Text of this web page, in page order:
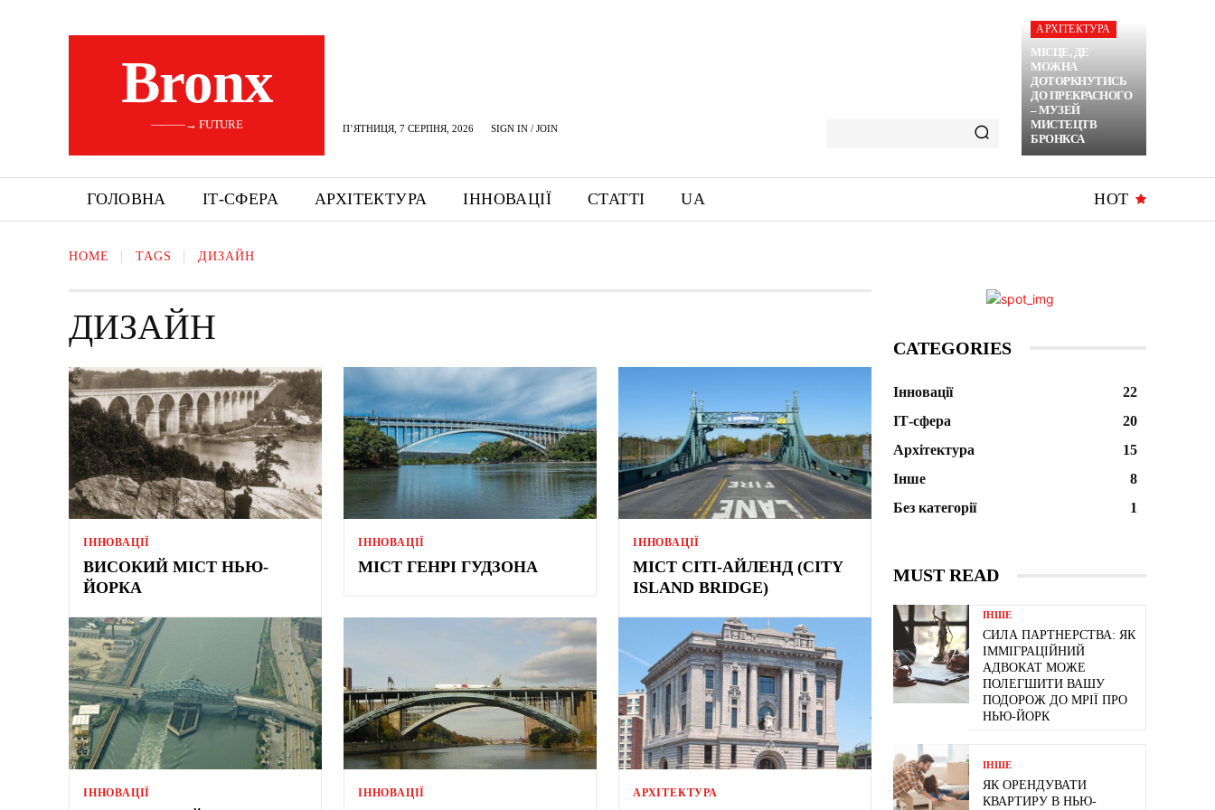
Bronx
———→ FUTURE П’ЯТНИЦЯ, 7 СЕРПНЯ, 2026 SIGN IN / JOIN
АРХІТЕКТУРА
МІСЦЕ, ДЕ
МОЖНА
ДОТОРКНУТИСЬ
ДО ПРЕКРАСНОГО
– МУЗЕЙ
МИСТЕЦТВ
БРОНКСА
ГОЛОВНА ІТ-СФЕРА АРХІТЕКТУРА ІННОВАЦІЇ СТАТТІ UA HOT
HOME TAGS ДИЗАЙН
ДИЗАЙН
ІННОВАЦІЇ
ВИСОКИЙ МІСТ НЬЮ-
ЙОРКА
ІННОВАЦІЇ
МІСТ ГЕНРІ ГУДЗОНА
ІННОВАЦІЇ
МІСТ СІТІ-АЙЛЕНД (CITY
ISLAND BRIDGE)
ІННОВАЦІЇ ІННОВАЦІЇ АРХІТЕКТУРА
CATEGORIES
Інновації
22
ІТ-сфера
20
Архітектура
15
Інше
8
Без категорії
1
MUST READ
ІНШЕ
СИЛА ПАРТНЕРСТВА: ЯК
ІММІГРАЦІЙНИЙ
АДВОКАТ МОЖЕ
ПОЛЕГШИТИ ВАШУ
ПОДОРОЖ ДО МРІЇ ПРО
НЬЮ-ЙОРК
ІНШЕ
ЯК ОРЕНДУВАТИ
КВАРТИРУ В НЬЮ-